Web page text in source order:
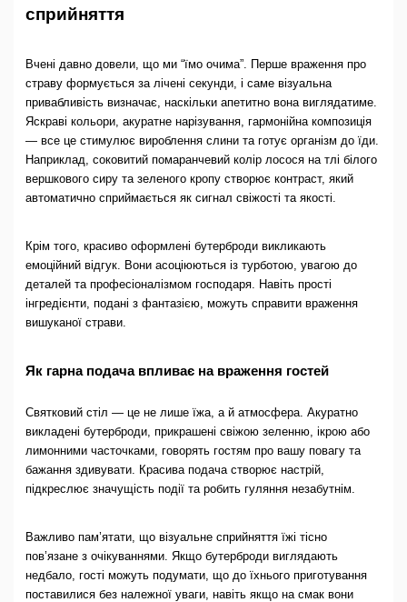
сприйняття
Вчені давно довели, що ми “їмо очима”. Перше враження про
страву формується за лічені секунди, і саме візуальна
привабливість визначає, наскільки апетитно вона виглядатиме.
Яскраві кольори, акуратне нарізування, гармонійна композиція
— все це стимулює вироблення слини та готує організм до їди.
Наприклад, соковитий помаранчевий колір лосося на тлі білого
вершкового сиру та зеленого кропу створює контраст, який
автоматично сприймається як сигнал свіжості та якості.
Крім того, красиво оформлені бутерброди викликають
емоційний відгук. Вони асоціюються із турботою, увагою до
деталей та професіоналізмом господаря. Навіть прості
інгредієнти, подані з фантазією, можуть справити враження
вишуканої страви.
Як гарна подача впливає на враження гостей
Святковий стіл — це не лише їжа, а й атмосфера. Акуратно
викладені бутерброди, прикрашені свіжою зеленню, ікрою або
лимонними часточками, говорять гостям про вашу повагу та
бажання здивувати. Красива подача створює настрій,
підкреслює значущість події та робить гуляння незабутнім.
Важливо пам’ятати, що візуальне сприйняття їжі тісно
пов’язане з очікуваннями. Якщо бутерброди виглядають
недбало, гості можуть подумати, що до їхнього приготування
поставилися без належної уваги, навіть якщо на смак вони